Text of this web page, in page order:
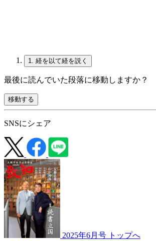
1. 経を以て経を説く
最後に読んでいた段落に移動しますか？
移動する
SNSにシェア
2025年6月号 トップへ